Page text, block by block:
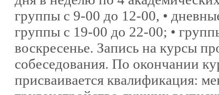
группы с 9-00 до 12-00, •
группы с 19-00 до 22-00; •
воскресенье. Запись на курсы
собеседования. По окончании
присваивается квалификация: